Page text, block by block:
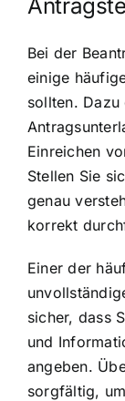
Bei der
einige
sollten.
Einreichen
Stellen Sie
genau
korrekt
Einer der
sicher, dass
und
angeben.
sorgfältig,